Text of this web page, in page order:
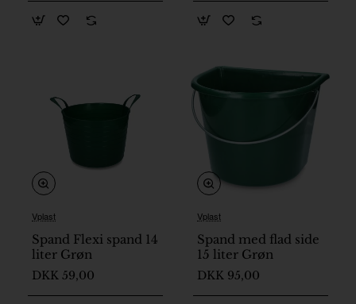
Vplast
Spand Flexi spand 14
liter Grøn
DKK 59,00
Vplast
Spand med flad side
15 liter Grøn
DKK 95,00